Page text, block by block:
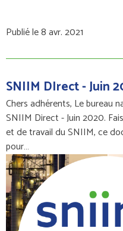
Publié le 8 avr. 2021
SNIIM DIrect - Juin
Chers adhérents, Le bureau
SNIIM Direct - Juin 2020.
et de travail du SNIIM, ce
pour…